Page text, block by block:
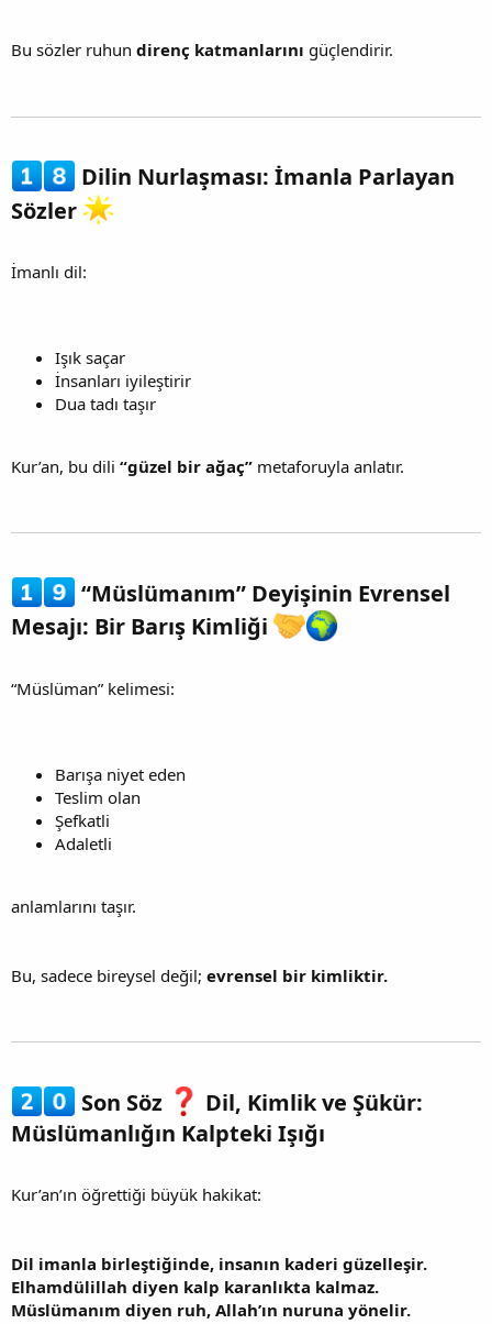
Bu sözler ruhun direnç katmanlarını güçlendirir.
Dilin Nurlaşması: İmanla Parlayan
Sözler
İmanlı dil:
Işık saçar
İnsanları iyileştirir
Dua tadı taşır
Kur’an, bu dili “güzel bir ağaç” metaforuyla anlatır.
“Müslümanım” Deyişinin Evrensel
Mesajı: Bir Barış Kimliği
“Müslüman” kelimesi:
Barışa niyet eden
Teslim olan
Şefkatli
Adaletli
anlamlarını taşır.
Bu, sadece bireysel değil; evrensel bir kimliktir.
Son Söz
Dil, Kimlik ve Şükür:
Müslümanlığın Kalpteki Işığı
Kur’an’ın öğrettiği büyük hakikat:
Dil imanla birleştiğinde, insanın kaderi güzelleşir.
Elhamdülillah diyen kalp karanlıkta kalmaz.
Müslümanım diyen ruh, Allah’ın nuruna yönelir.